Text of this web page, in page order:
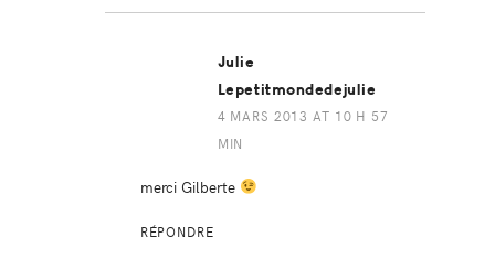
Julie
Lepetitmondedejulie
4 MARS 2013 AT 10 H 57
MIN
merci Gilberte
RÉPONDRE